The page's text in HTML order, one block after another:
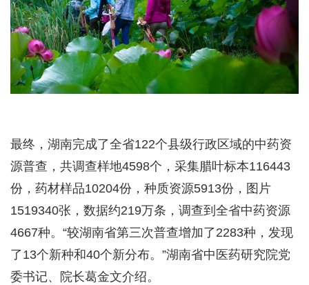
最终，湖南完成了全省122个县级行政区域的中药资
源普查，共调查样地4598个，采集腊叶标本116443
份，药材样品10204份，种质资源5913份，图片
1519340张，数据约219万条，调查到全省中药资源
4667种。“较湖南省第三次普查增加了2283种，发现
了13个新种和40个新分布。”湖南省中医药研究院党
委书记、院长葛金文介绍。